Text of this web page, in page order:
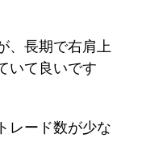
、長期で右肩上
いて良いです
レード数が少な